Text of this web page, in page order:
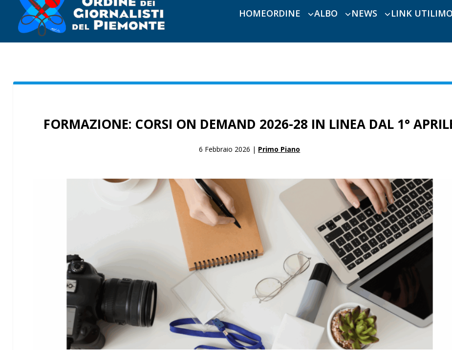
HOMEORDINE ALBO NEWS LINK UTILI
FORMAZIONE: CORSI ON DEMAND 2026-28 IN LINEA DAL 1°
6 Febbraio 2026 | Primo Piano